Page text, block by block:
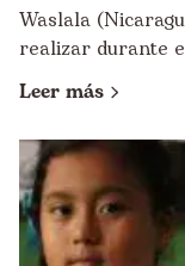
Waslala
realizar durante
Leer más